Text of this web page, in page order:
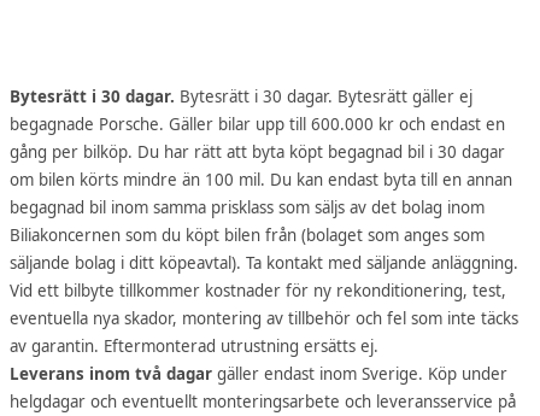
Bytesrätt i 30 dagar. Bytesrätt i 30 dagar. Bytesrätt gäller ej
begagnade Porsche. Gäller bilar upp till 600.000 kr och endast en
gång per bilköp. Du har rätt att byta köpt begagnad bil i 30 dagar
om bilen körts mindre än 100 mil. Du kan endast byta till en annan
begagnad bil inom samma prisklass som säljs av det bolag inom
Biliakoncernen som du köpt bilen från (bolaget som anges som
säljande bolag i ditt köpeavtal). Ta kontakt med säljande anläggning.
Vid ett bilbyte tillkommer kostnader för ny rekonditionering, test,
eventuella nya skador, montering av tillbehör och fel som inte täcks
av garantin. Eftermonterad utrustning ersätts ej.
Leverans inom två dagar gäller endast inom Sverige. Köp under
helgdagar och eventuellt monteringsarbete och leveransservice på